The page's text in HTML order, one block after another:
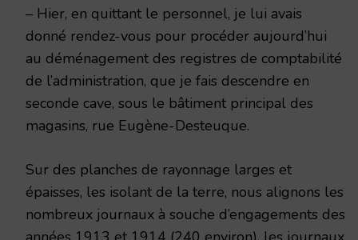
– Hier, en quittant le personnel, je lui avais
donné rendez-vous pour procéder aujourd’hui
au déménagement des registres de comptabilité
de l’administration, que je fais descendre en
seconde cave, sous le bâtiment principal des
magasins, rue Eugène-Desteuque.
Sur des planches de rayonnage larges et
épaisses, les isolant de la terre, nous alignons les
nombreux journaux à souche d’engagements des